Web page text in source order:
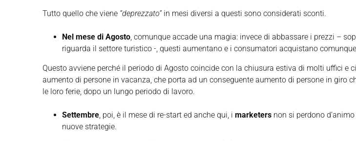
Tutto quello che viene “deprezzato”in mesi diversi a questi sono considerati sconti.
Nel mese di Agosto, comunque accade una magia: invece di abbassare i prezzi –
riguarda il settore turistico -, questi aumentano e i consumatori acquistano
Questo avviene perché il periodo di Agosto coincide con la chiusura estiva di molti uffici e
aumento di persone in vacanza, che porta ad un conseguente aumento di persone in giro
le loro ferie, dopo un lungo periodo di lavoro.
Settembre, poi, è il mese di re-start ed anche qui, i marketers non si perdono
nuove strategie.